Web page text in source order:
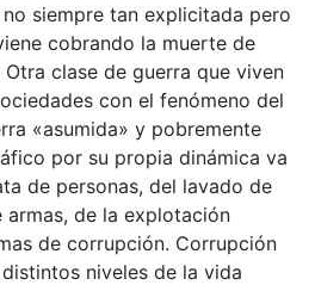
siempre tan explicitada pero
cobrando la muerte de
clase de guerra que viven
con el fenómeno del
«asumida» y pobremente
por su propia dinámica va
de personas, del lavado de
de la explotación
de corrupción. Corrupción
niveles de la vida